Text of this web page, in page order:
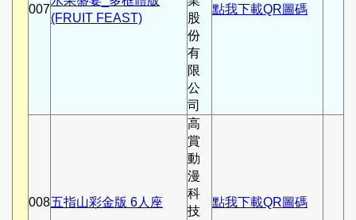
007
(FRUIT FEAST)
股
份
有
限
公
司
點我下載QR圖碼
008五指山彩金版 6人座
高
賞
動
漫
科
技
點我下載QR圖碼